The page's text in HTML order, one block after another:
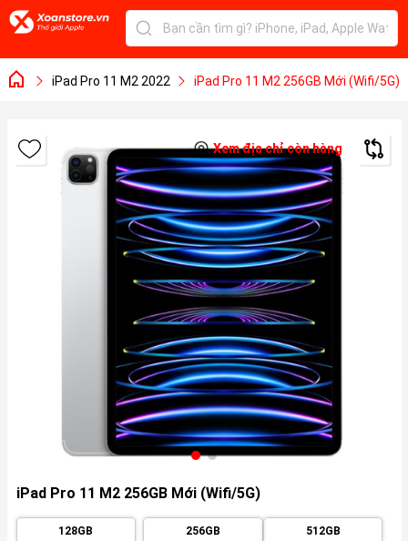
iPad Pro 11 M2 2022 iPad Pro 11 M2 256GB Mới (Wifi/5G)
Xem địa chỉ còn hàng
iPad Pro 11 M2 256GB Mới (Wifi/5G)
128GB 256GB 512GB